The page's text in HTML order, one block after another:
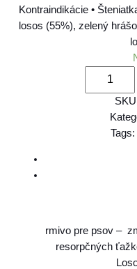
Kontraindikácie •
losos (55%), zelený
i
t
Tags:
rmivo pre psov –
resorpčných